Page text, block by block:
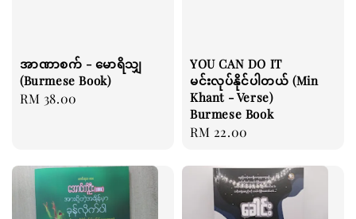
အာဏာစက် - မောရိသျှ
(Burmese Book)
Regular
RM 38.00
YOU CAN DO IT
မင်းလုပ်နိုင်ပါတယ် (Min
Khant - Verse)
Burmese Book
Regular
RM 22.00